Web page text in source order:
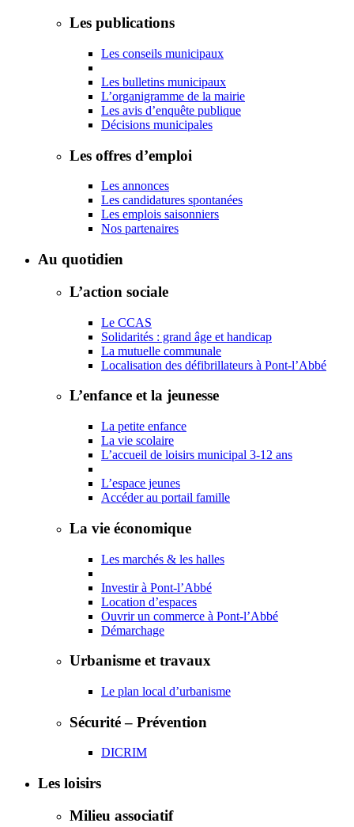
Les publications
Les conseils municipaux
Les bulletins municipaux
L’organigramme de la mairie
Les avis d’enquête publique
Décisions municipales
Les offres d’emploi
Les annonces
Les candidatures spontanées
Les emplois saisonniers
Nos partenaires
Au quotidien
L’action sociale
Le CCAS
Solidarités : grand âge et handicap
La mutuelle communale
Localisation des défibrillateurs à Pont-l’Abbé
L’enfance et la jeunesse
La petite enfance
La vie scolaire
L’accueil de loisirs municipal 3-12 ans
L’espace jeunes
Accéder au portail famille
La vie économique
Les marchés & les halles
Investir à Pont-l’Abbé
Location d’espaces
Ouvrir un commerce à Pont-l’Abbé
Démarchage
Urbanisme et travaux
Le plan local d’urbanisme
Sécurité – Prévention
DICRIM
Les loisirs
Milieu associatif